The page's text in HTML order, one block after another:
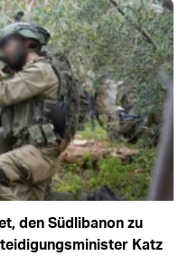
den Südlibanon zu
Katz